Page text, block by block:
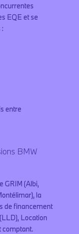
EQE et se
entre
BMW
GRIM (Albi,
la
de financement
Location
comptant.